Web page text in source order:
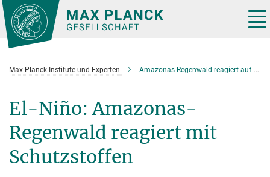
Hauptinhalt
Max-Planck-Institute und Experten Amazonas-Regenwald reagiert auf El-Niño-Dürre mit neuen chemischen Schutzstoffen
El-Niño: Amazonas-
Regenwald reagiert mit
Schutzstoffen